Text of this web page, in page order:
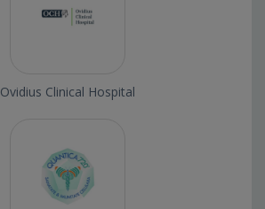
Ovidius Clinical Hospital